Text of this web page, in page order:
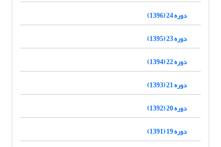
دوره 24 (1396)
دوره 23 (1395)
دوره 22 (1394)
دوره 21 (1393)
دوره 20 (1392)
دوره 19 (1391)